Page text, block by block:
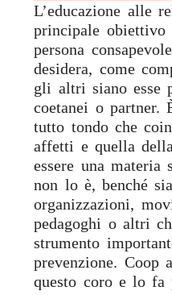
L’educazione alle
principale obiettivo
persona
desidera, come
gli altri siano esse
coetanei o partner.
tutto tondo che
affetti e quella
essere una
non lo è, benché
organizzazioni,
pedagoghi o altri
strumento
prevenzione. Coop
questo coro e lo fa